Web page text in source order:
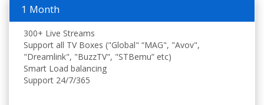
1 Month
300+ Live Streams
Support all TV Boxes ("Global" “MAG", "Avov",
"Dreamlink", "BuzzTV", "STBemu” etc)
Smart Load balancing
Support 24/7/365